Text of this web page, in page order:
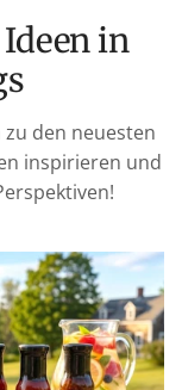
zu den neuesten
inspirieren und